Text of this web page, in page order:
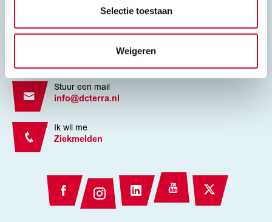
Selectie toestaan
Weigeren
Stuur een mail
info@dcterra.nl
Ik wil me
Ziekmelden